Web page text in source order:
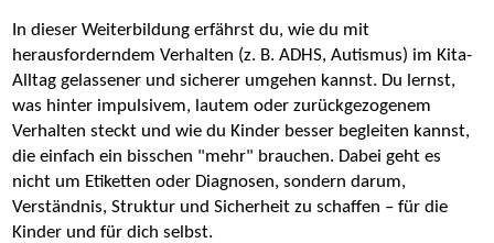
In dieser Weiterbildung erfährst du, wie du mit
herausforderndem Verhalten (z. B. ADHS, Autismus) im Kita-
Alltag gelassener und sicherer umgehen kannst. Du lernst,
was hinter impulsivem, lautem oder zurückgezogenem
Verhalten steckt und wie du Kinder besser begleiten kannst,
die einfach ein bisschen "mehr" brauchen. Dabei geht es
nicht um Etiketten oder Diagnosen, sondern darum,
Verständnis, Struktur und Sicherheit zu schaffen – für die
Kinder und für dich selbst.